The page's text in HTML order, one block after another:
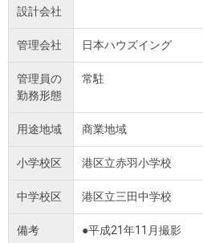
設計会社
管理会社 日本ハウズイング
管理員の
勤務形態
常駐
用途地域 商業地域
小学校区 港区立赤羽小学校
中学校区 港区立三田中学校
備考 ●平成21年11月撮影